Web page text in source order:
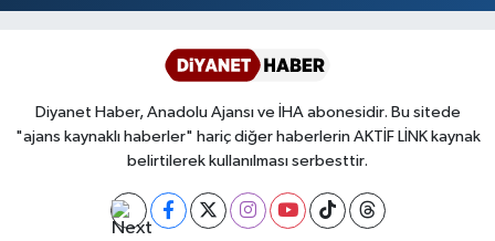
Diyanet Haber, Anadolu Ajansı ve İHA abonesidir. Bu sitede
"ajans kaynaklı haberler" hariç diğer haberlerin AKTİF LİNK kaynak
belirtilerek kullanılması serbesttir.